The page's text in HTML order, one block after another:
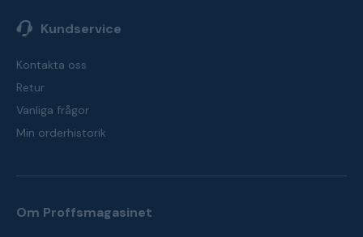
Kundservice
Kontakta oss
Retur
Vanliga frågor
Min orderhistorik
Om Proffsmagasinet